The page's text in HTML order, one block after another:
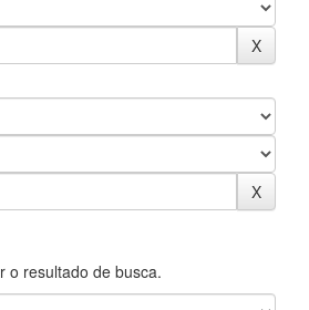
o resultado de busca.